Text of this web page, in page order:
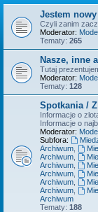
Jestem
Czyli zanim
Moderator:
Tematy: 265
Nasze, inne
Tutaj
Moderator:
Tematy: 128
Spotkania /
Informacje o
Informacje o
Moderator:
Subfora:
Archiwum
Archiwum
Archiwum
Archiwum
Archiwum
Archiwum
Archiwum
Tematy: 188